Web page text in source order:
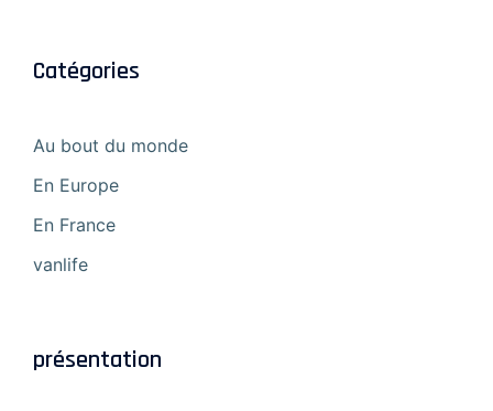
Catégories
Au bout du monde
En Europe
En France
vanlife
présentation